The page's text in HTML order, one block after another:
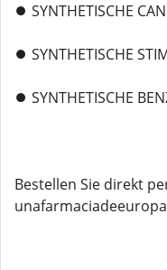
⏺️ SYNTHETISCHE
⏺️ SYNTHETISCHE
⏺️ SYNTHETISCHE
Bestellen Sie direkt